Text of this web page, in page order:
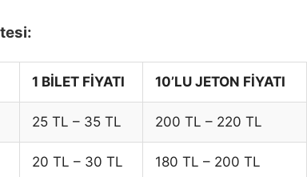
1 BİLET FİYATI 10’LU JETON FİYATI
25 TL – 35 TL 200 TL – 220 TL
20 TL – 30 TL 180 TL – 200 TL